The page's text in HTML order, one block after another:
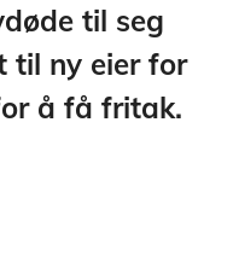
til seg
til ny eier for
å få fritak.